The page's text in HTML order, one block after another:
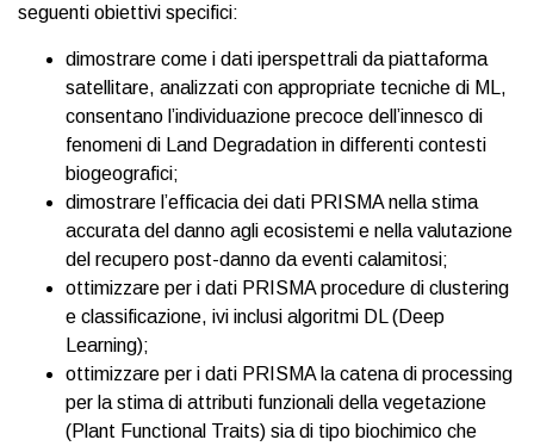
seguenti obiettivi specifici:
dimostrare come i dati iperspettrali da piattaforma
satellitare, analizzati con appropriate tecniche di ML,
consentano l’individuazione precoce dell’innesco di
fenomeni di Land Degradation in differenti contesti
biogeografici;
dimostrare l’efficacia dei dati PRISMA nella stima
accurata del danno agli ecosistemi e nella valutazione
del recupero post-danno da eventi calamitosi;
ottimizzare per i dati PRISMA procedure di clustering
e classificazione, ivi inclusi algoritmi DL (Deep
Learning);
ottimizzare per i dati PRISMA la catena di processing
per la stima di attributi funzionali della vegetazione
(Plant Functional Traits) sia di tipo biochimico che